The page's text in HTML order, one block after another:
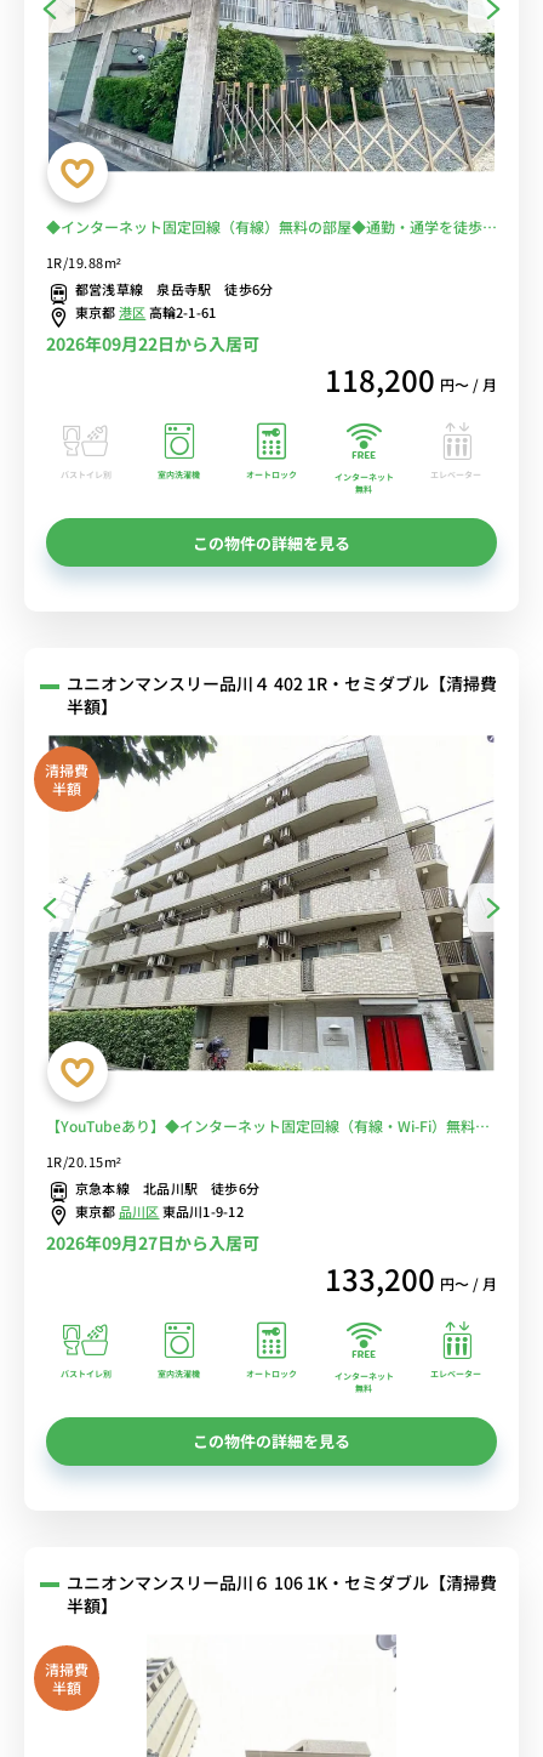
◆インターネット固定回線（有線）無料の部屋◆通勤・通学を徒歩圏
内に！在宅勤務とテレワークにも。白金高輪と田町も徒歩で行けます
1R/19.88m²
都営浅草線 泉岳寺駅 徒歩6分
東京都港区高輪2-1-61
2026年09月22日から入居可
118,200 円〜 / 月
バストイレ別 室内洗濯機 オートロック
インターネット
無料
エレベーター
この物件の詳細を見る
ユニオンマンスリー品川４ 402 1R・セミダブル【清掃費
半額】
清掃費
半額
【YouTubeあり】◆インターネット固定回線（有線・Wi-Fi）無料の
き♪うれしい２口ガスコンロ♪スーパー徒歩１分/休日は天王洲公園
へ
1R/20.15m²
京急本線 北品川駅 徒歩6分
東京都品川区東品川1-9-12
2026年09月27日から入居可
133,200 円〜 / 月
バストイレ別 室内洗濯機 オートロック
インターネット
無料
エレベーター
この物件の詳細を見る
ユニオンマンスリー品川６ 106 1K・セミダブル【清掃費
半額】
清掃費
半額